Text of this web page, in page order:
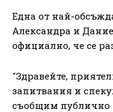
Една от най-
Александра и
официално, че се
"Здравейте,
запитвания и
съобщим публично